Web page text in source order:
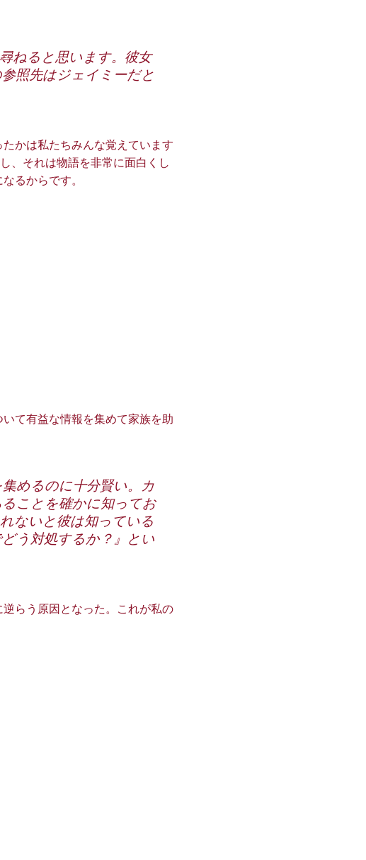
ねると思います。彼女
照先はジェイミーだと
かは私たちみんな覚えています
、それは物語を非常に面白くし
るからです。
て有益な情報を集めて家族を助
めるのに十分賢い。カ
ことを確かに知ってお
ないと彼は知っている
う対処するか？』とい
らう原因となった。これが私の